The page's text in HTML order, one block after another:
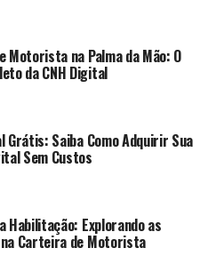
Motorista na Palma da Mão: O
da CNH Digital
Grátis: Saiba Como Adquirir Sua
Sem Custos
Habilitação: Explorando as
Carteira de Motorista